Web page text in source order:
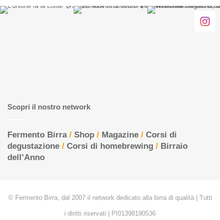
Scopri il nostro network
Fermento Birra/ Shop / Magazine / Corsi di
degustazione / Corsi di homebrewing / Birraio
dell’Anno
© Fermento Birra, dal 2007 il network dedicato alla birra di qualità | Tutti
i diritti riservati | PI01398190536